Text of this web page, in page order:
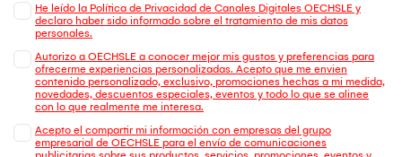
He leído la Política de Privacidad de Canales Digitales OECHSLE y
declaro haber sido informado sobre el tratamiento de mis datos
personales.
Autorizo a OECHSLE a conocer mejor mis gustos y preferencias para
ofrecerme experiencias personalizadas. Acepto que me envien
contenido personalizado, exclusivo, promociones hechas a mi medida,
novedades, descuentos especiales, eventos y todo lo que se alinee
con lo que realmente me interesa.
Acepto el compartir mi información con empresas del grupo
empresarial de OECHSLE para el envío de comunicaciones